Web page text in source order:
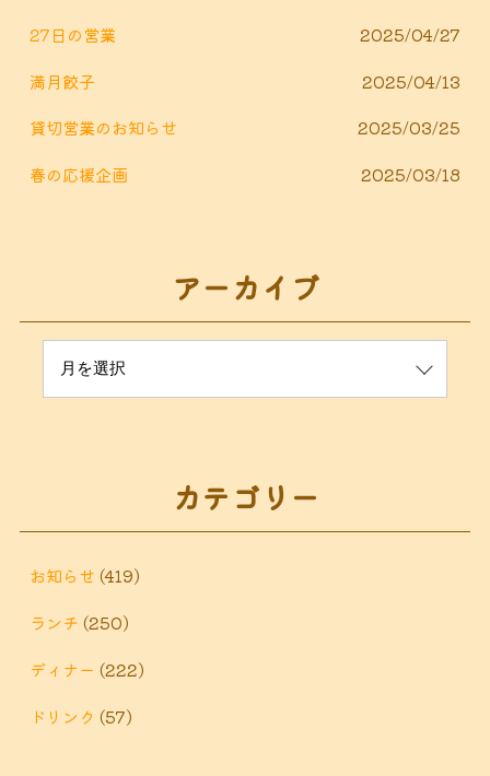
27日の営業
2025/04/27
満月餃子
2025/04/13
貸切営業のお知らせ
2025/03/25
春の応援企画
2025/03/18
アーカイブ
カテゴリー
お知らせ (419)
ランチ (250)
ディナー (222)
ドリンク (57)